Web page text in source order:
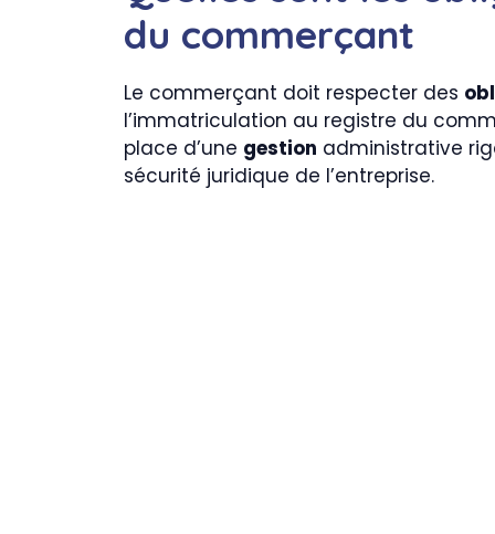
du commerçant
Le commerçant doit respecter des
l’immatriculation au registre du
place d’une gestion administrative
sécurité juridique de l’entreprise.